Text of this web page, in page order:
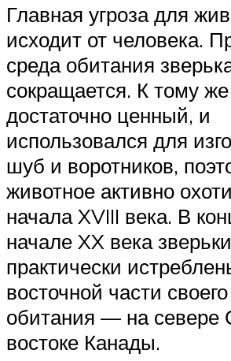
Главная угроза для
исходит от человека.
среда обитания
сокращается. К тому
достаточно ценный, и
использовался для
шуб и воротников,
животное активно
начала XVIII века. В
начале XX века
практически
восточной части
обитания — на
востоке Канады.